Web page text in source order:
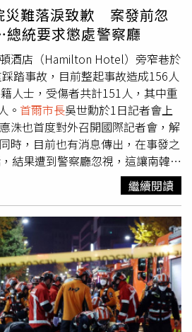
災難落淚致歉 案發前忽
統要求懲處警察廳
酒店（Hamilton Hotel）旁窄巷於
踏事故，目前整起事故造成156人
人士，受傷者共計151人，其中重
。 首爾市長吳世勳於1日記者會上
洙也首度對外召開國際記者會，解
時，目前也有消息傳出，在事發之
結果遭到警察廳忽視，這讓南韓總
處。綜合南韓媒體報導指出，首爾
會上，多次致歉。吳世勳認為，身
安全與生命負責，對此事有無限責
爾市政府將會持續協助受難者與相
員密集的活動、場地進行相關的檢
重演慘劇。 而國務總理韓
者會，向國際媒體報告事件的起因
接將整起事件歸咎於「人群管
在這方面，的確嚴重缺乏相關制度
繼續閱讀